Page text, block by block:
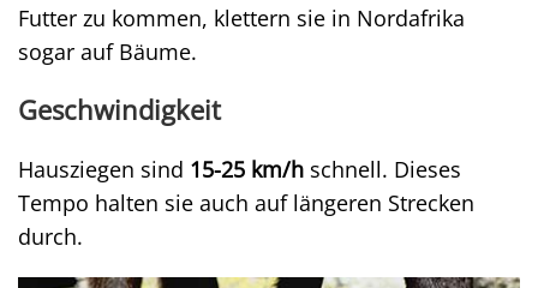
Futter zu kommen, klettern sie in Nordafrika
sogar auf Bäume.
Geschwindigkeit
Hausziegen sind 15-25 km/h schnell. Dieses
Tempo halten sie auch auf längeren Strecken
durch.